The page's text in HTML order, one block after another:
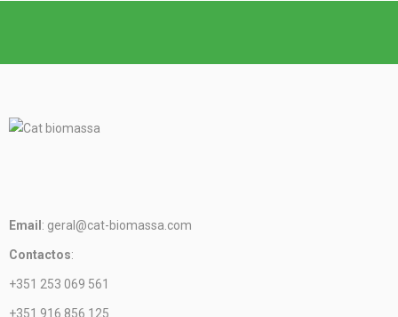
Email : geral@cat-biomassa.com
Contactos:
+351 253 069 561
+351 916 856 125